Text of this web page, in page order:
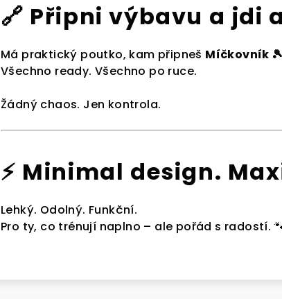
🔗 Připni výbavu a jdi
Má praktický poutko, kam připneš Míčkovník 🎾
Všechno ready. Všechno po ruce.
Žádný chaos. Jen kontrola.
⚡ Minimal design.
Lehký. Odolný. Funkční.
Pro ty, co trénují naplno – ale pořád s radostí.